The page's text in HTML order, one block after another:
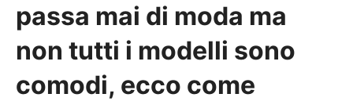
passa mai di moda ma
non tutti i modelli sono
comodi, ecco come